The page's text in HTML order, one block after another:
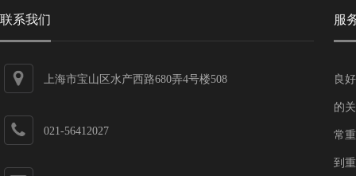
联系我们
上海市宝山区水产西路680弄4号楼508
021-56412027
服
良
的
常
到